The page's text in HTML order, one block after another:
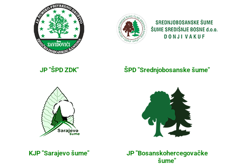
JP "ŠPD ZDK" ŠPD "Srednjobosanske šume"
KJP "Sarajevo šume"
JP "Bosanskohercegovačke
šume"